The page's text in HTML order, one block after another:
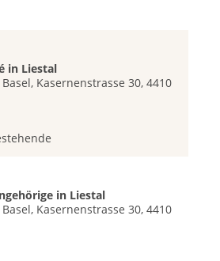
in Liestal
Kasernenstrasse 30, 4410
in Liestal
Kasernenstrasse 30, 4410